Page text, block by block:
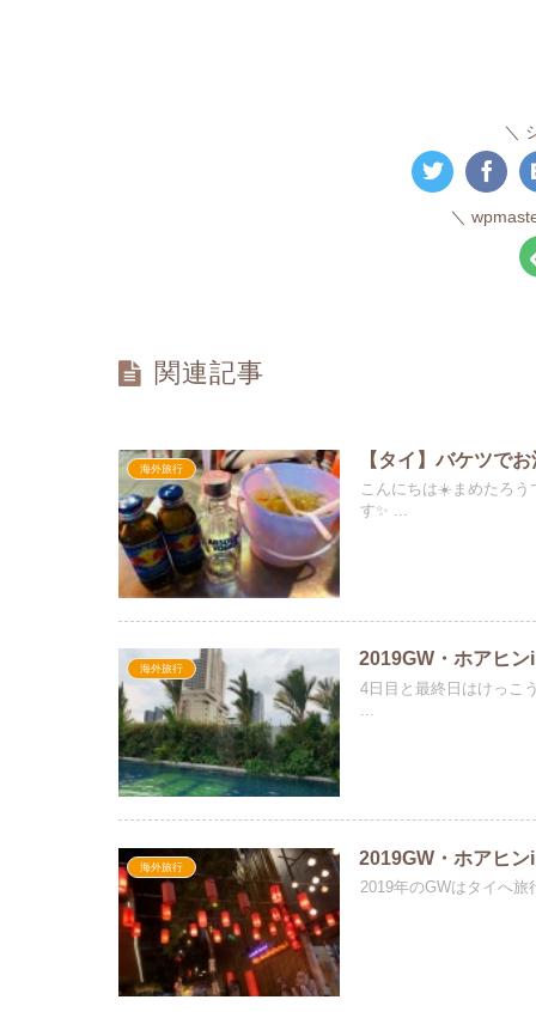
関連記事
海外旅行 【タイ】バケツで
こんにちは☀️まめたろう
す✨ ...
海外旅行 2019GW・ホアヒ
4日目と最終日はけっこ
海外旅行 2019GW・ホアヒ
2019年のGWはタイへ